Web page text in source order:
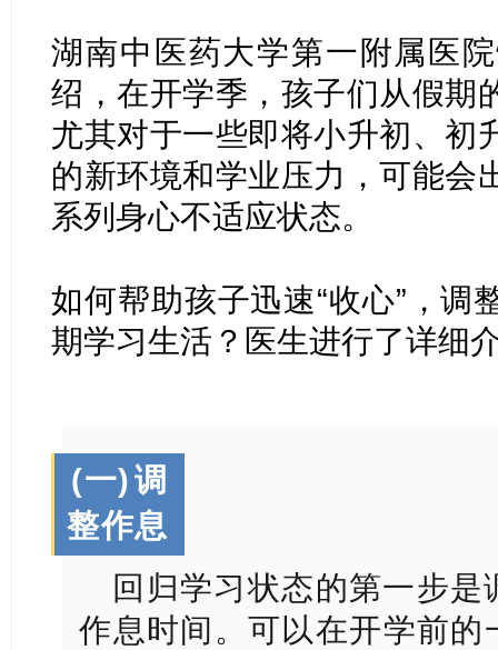
湖南中医药大学第一附属医
绍，在开学季，孩子们从假期
尤其对于一些即将小升初、初
的新环境和学业压力，可能会
系列身心不适应状态。
如何帮助孩子迅速“收心”，调
期学习生活？医生进行了详细
(一)调
整作息
回归学习状态的第一步
作息时间。可以在开学前